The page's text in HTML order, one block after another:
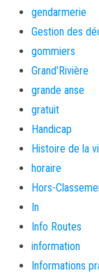
gendarmerie
Gestion des
gommiers
Grand'Rivière
grande anse
gratuit
Handicap
Histoire de la
horaire
Hors-
In
Info Routes
information
Informations